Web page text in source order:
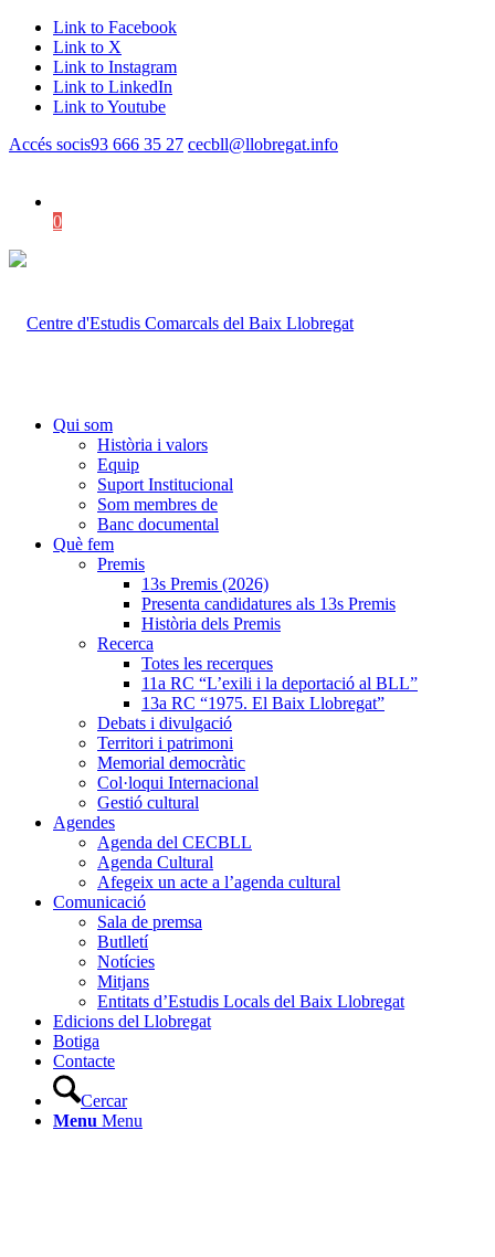
Link to Facebook
Link to X
Link to Instagram
Link to LinkedIn
Link to Youtube
Accés socis93 666 35 27 cecbll@llobregat.info
0
Qui som
Història i valors
Equip
Suport Institucional
Som membres de
Banc documental
Què fem
Premis
13s Premis (2026)
Presenta candidatures als 13s Premis
Història dels Premis
Recerca
Totes les recerques
11a RC “L’exili i la deportació al BLL”
13a RC “1975. El Baix Llobregat”
Debats i divulgació
Territori i patrimoni
Memorial democràtic
Col·loqui Internacional
Gestió cultural
Agendes
Agenda del CECBLL
Agenda Cultural
Afegeix un acte a l’agenda cultural
Comunicació
Sala de premsa
Butlletí
Notícies
Mitjans
Entitats d’Estudis Locals del Baix Llobregat
Edicions del Llobregat
Botiga
Contacte
Cercar
Menu Menu